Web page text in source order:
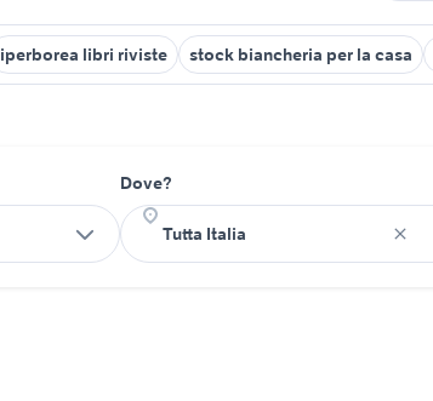
iperborea libri riviste stock biancheria per la casa
Dove?